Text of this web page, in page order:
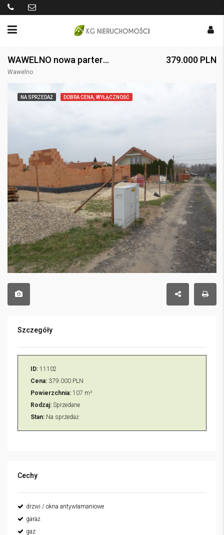
WAWELNO nowa parterówka z garażem. Dojazd MZK. Bez PCC.
Wawelno
379.000 PLN
NA SPRZEDAŻ DOBRA CENA, WYŁĄCZNOŚĆ
Szczegóły
ID: 11102
Cena: 379.000 PLN
Powierzchnia: 107 m²
Rodzaj: Sprzedane
Stan: Na sprzedaż
Cechy
drzwi / okna antywłamaniowe
garaż
gaz